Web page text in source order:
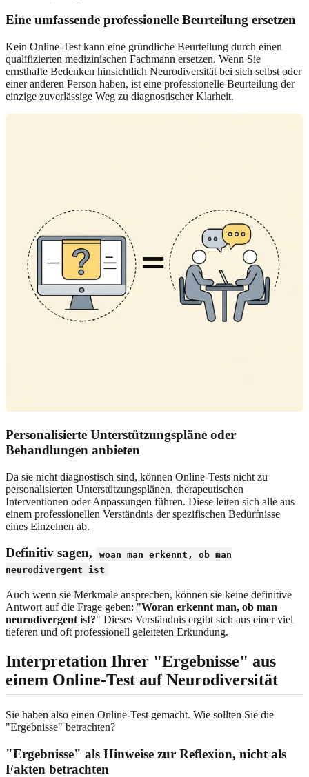
Eine umfassende professionelle Beurteilung ersetzen
Kein Online-Test kann eine gründliche Beurteilung durch einen
qualifizierten medizinischen Fachmann ersetzen. Wenn Sie
ernsthafte Bedenken hinsichtlich Neurodiversität bei sich selbst oder
einer anderen Person haben, ist eine professionelle Beurteilung der
einzige zuverlässige Weg zu diagnostischer Klarheit.
Personalisierte Unterstützungspläne oder
Behandlungen anbieten
Da sie nicht diagnostisch sind, können Online-Tests nicht zu
personalisierten Unterstützungsplänen, therapeutischen
Interventionen oder Anpassungen führen. Diese leiten sich alle aus
einem professionellen Verständnis der spezifischen Bedürfnisse
eines Einzelnen ab.
Definitiv sagen,
woan man erkennt, ob man
neurodivergent ist
Auch wenn sie Merkmale ansprechen, können sie keine definitive
Antwort auf die Frage geben: "Woran erkennt man, ob man
neurodivergent ist?" Dieses Verständnis ergibt sich aus einer viel
tieferen und oft professionell geleiteten Erkundung.
Interpretation Ihrer "Ergebnisse" aus
einem Online-Test auf Neurodiversität
Sie haben also einen Online-Test gemacht. Wie sollten Sie die
"Ergebnisse" betrachten?
"Ergebnisse" als Hinweise zur Reflexion, nicht als
Fakten betrachten